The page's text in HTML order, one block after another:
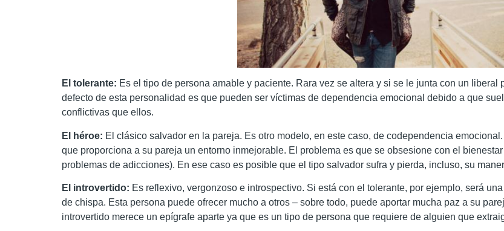
El tolerante: Es el tipo de persona amable y paciente. Rara vez se altera y si se le junta con un
defecto de esta personalidad es que pueden ser víctimas de dependencia emocional debido a que
conflictivas que ellos.
El héroe: El clásico salvador en la pareja. Es otro modelo, en este caso, de codependencia
que proporciona a su pareja un entorno inmejorable. El problema es que se obsesione con el
problemas de adicciones). En ese caso es posible que el tipo salvador sufra y pierda, incluso, su
El introvertido: Es reflexivo, vergonzoso e introspectivo. Si está con el tolerante, por ejemplo, será
de chispa. Esta persona puede ofrecer mucho a otros – sobre todo, puede aportar mucha paz a su
introvertido merece un epígrafe aparte ya que es un tipo de persona que requiere de alguien que